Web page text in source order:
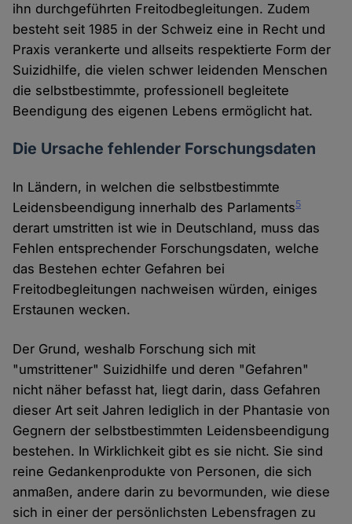
ihn durchgeführten Freitodbegleitungen. Zudem
besteht seit 1985 in der Schweiz eine in Recht und
Praxis verankerte und allseits respektierte Form der
Suizidhilfe, die vielen schwer leidenden Menschen
die selbstbestimmte, professionell begleitete
Beendigung des eigenen Lebens ermöglicht hat.
Die Ursache fehlender Forschungsdaten
In Ländern, in welchen die selbstbestimmte
Leidensbeendigung innerhalb des Parlaments5
derart umstritten ist wie in Deutschland, muss das
Fehlen entsprechender Forschungsdaten, welche
das Bestehen echter Gefahren bei
Freitodbegleitungen nachweisen würden, einiges
Erstaunen wecken.
Der Grund, weshalb Forschung sich mit
"umstrittener" Suizidhilfe und deren "Gefahren"
nicht näher befasst hat, liegt darin, dass Gefahren
dieser Art seit Jahren lediglich in der Phantasie von
Gegnern der selbstbestimmten Leidensbeendigung
bestehen. In Wirklichkeit gibt es sie nicht. Sie sind
reine Gedankenprodukte von Personen, die sich
anmaßen, andere darin zu bevormunden, wie diese
sich in einer der persönlichsten Lebensfragen zu